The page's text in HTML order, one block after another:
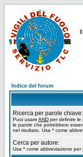
Indice del forum
Ricerca per parole chiave:
Puoi usare AND per definire le
le parole che potrebbero
nel risultato. Usa * come
Cerca per autore:
Usa * come abbreviazione per